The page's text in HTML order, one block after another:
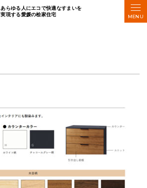
あらゆる人にエコで快適なすまいを
実現する愛媛の桧家住宅